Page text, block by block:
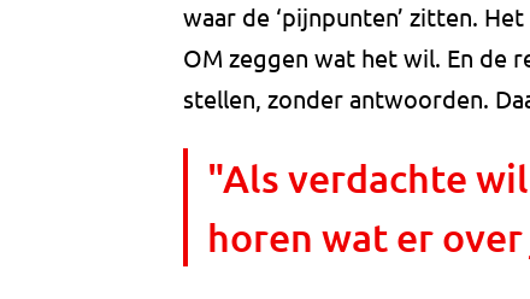
waar de ‘pijnpunten’ zitten.
OM zeggen wat het wil. En de
stellen, zonder antwoorden.
"Als verdachte
horen wat er